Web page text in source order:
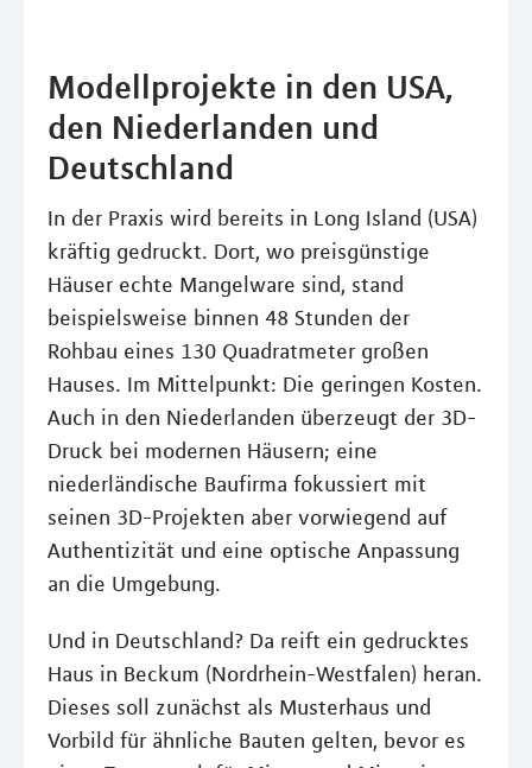
Modellprojekte in den USA,
den Niederlanden und
Deutschland
In der Praxis wird bereits in Long Island (USA)
kräftig gedruckt. Dort, wo preisgünstige
Häuser echte Mangelware sind, stand
beispielsweise binnen 48 Stunden der
Rohbau eines 130 Quadratmeter großen
Hauses. Im Mittelpunkt: Die geringen Kosten.
Auch in den Niederlanden überzeugt der 3D-
Druck bei modernen Häusern; eine
niederländische Baufirma fokussiert mit
seinen 3D-Projekten aber vorwiegend auf
Authentizität und eine optische Anpassung
an die Umgebung.
Und in Deutschland? Da reift ein gedrucktes
Haus in Beckum (Nordrhein-Westfalen) heran.
Dieses soll zunächst als Musterhaus und
Vorbild für ähnliche Bauten gelten, bevor es